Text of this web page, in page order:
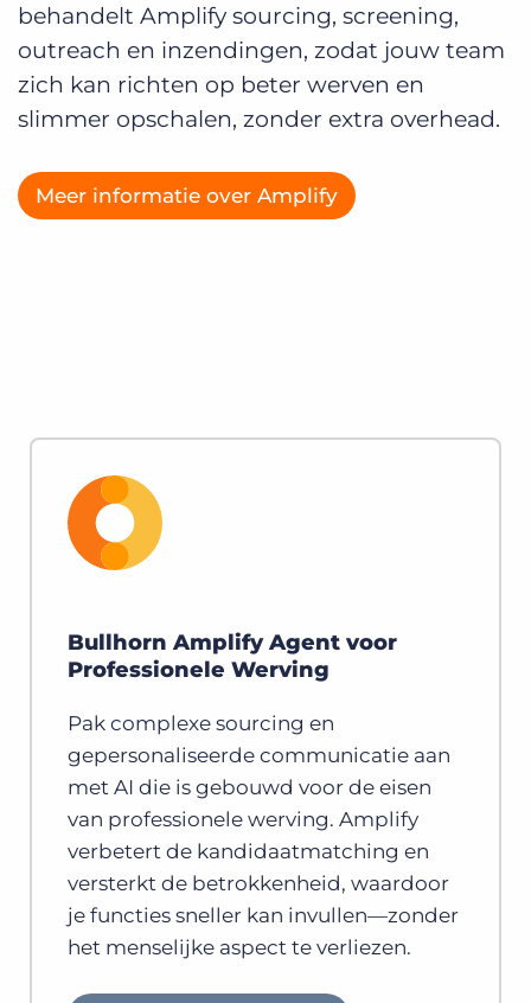
behandelt Amplify sourcing, screening,
outreach en inzendingen, zodat jouw team
zich kan richten op beter werven en
slimmer opschalen, zonder extra overhead.
Meer informatie over Amplify
Bullhorn Amplify Agent voor
Professionele Werving
Pak complexe sourcing en
gepersonaliseerde communicatie aan
met AI die is gebouwd voor de eisen
van professionele werving. Amplify
verbetert de kandidaatmatching en
versterkt de betrokkenheid, waardoor
je functies sneller kan invullen—zonder
het menselijke aspect te verliezen.